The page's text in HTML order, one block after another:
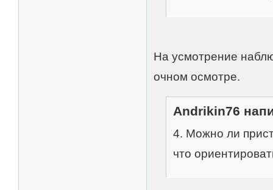
На усмотрение
очном осмотре.
Andrikin76
4. Можно ли
что